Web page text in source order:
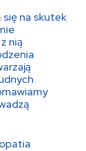
się na skutek
nią